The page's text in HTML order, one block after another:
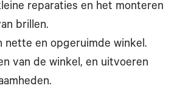
reparaties en het monteren
brillen.
nette en opgeruimde winkel.
van de winkel, en uitvoeren